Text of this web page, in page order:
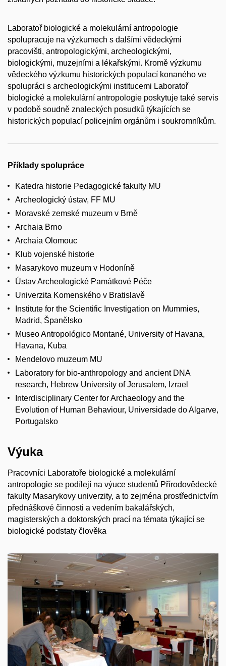
Laboratoř biologické a molekulární antropologie
spolupracuje na výzkumech s dalšími vědeckými
pracovišti, antropologickými, archeologickými,
biologickými, muzejními a lékařskými. Kromě výzkumu
vědeckého výzkumu historických populací konaného ve
spolupráci s archeologickými institucemi Laboratoř
biologické a molekulární antropologie poskytuje také servis
v podobě soudně znaleckých posudků týkajících se
historických populací policejním orgánům i soukromníkům.
Příklady spolupráce
Katedra historie Pedagogické fakulty MU
Archeologický ústav, FF MU
Moravské zemské muzeum v Brně
Archaia Brno
Archaia Olomouc
Klub vojenské historie
Masarykovo muzeum v Hodoníně
Ústav Archeologické Památkové Péče
Univerzita Komenského v Bratislavě
nstitute for the Scientific Investigation on Mummies,
Madrid, Španělsko
Museo Antropológico Montané, University of Havana,
Havana, Kuba
Mendelovo muzeum MU
Laboratory for bio-anthropology and ancient DNA
research, Hebrew University of Jerusalem, Izrael
Interdisciplinary Center for Archaeology and the
Evolution of Human Behaviour, Universidade do Algarve,
Portugalsko
Výuka
Pracovníci Laboratoře biologické a molekulární
antropologie se podílejí na výuce studentů Přírodovědecké
fakulty Masarykovy univerzity, a to zejména prostřednictvím
přednáškové činnosti a vedením bakalářských,
magisterských a doktorských prací na témata týkající se
biologické podstaty člověka